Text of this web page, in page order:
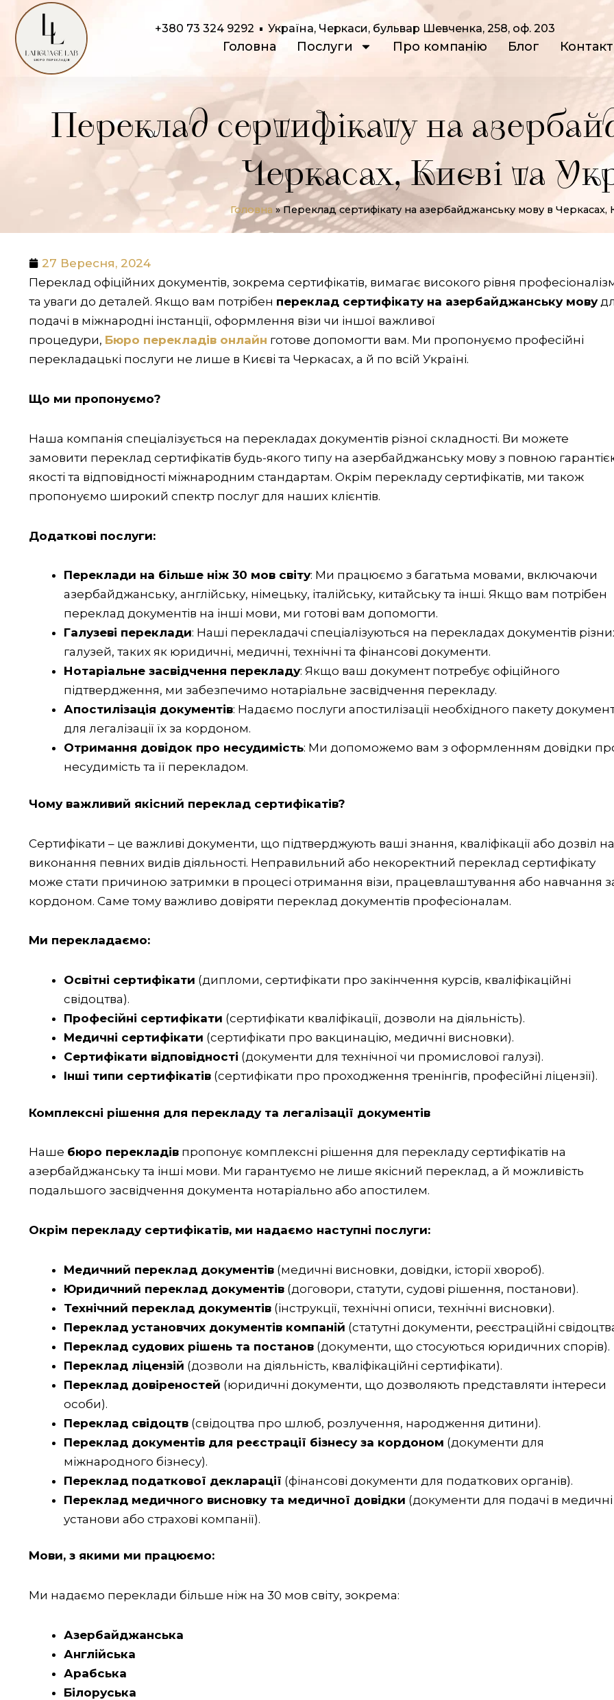
Перейти
вмісту
+380 73 324 9292 Україна, Черкаси, бульвар Шевченка, 258, оф. 203
Головна Послуги Про компанію Блог
Переклад сертифікату на
Черкасах, Києві та
Головна »Переклад сертифікату на азербайджанську мову в Черкасах,
27 Вересня, 2024
Переклад офіційних документів, зокрема сертифікатів, вимагає високого рівня
та уваги до деталей. Якщо вам потрібен переклад сертифікату на азербайджанську мову
подачі в міжнародні інстанції, оформлення візи чи іншої важливої
процедури, Бюро перекладів онлайн готове допомогти вам. Ми пропонуємо професійні
перекладацькі послуги не лише в Києві та Черкасах, а й по всій Україні.
Що ми пропонуємо?
Наша компанія спеціалізується на перекладах документів різної складності. Ви можете
замовити переклад сертифікатів будь-якого типу на азербайджанську мову з повною
якості та відповідності міжнародним стандартам. Окрім перекладу сертифікатів, ми також
пропонуємо широкий спектр послуг для наших клієнтів.
Додаткові послуги:
Переклади на більше ніж 30 мов світу: Ми працюємо з багатьма мовами, включаючи
азербайджанську, англійську, німецьку, італійську, китайську та інші. Якщо вам потрібен
переклад документів на інші мови, ми готові вам допомогти.
Галузеві переклади: Наші перекладачі спеціалізуються на перекладах документів
галузей, таких як юридичні, медичні, технічні та фінансові документи.
Нотаріальне засвідчення перекладу: Якщо ваш документ потребує офіційного
підтвердження, ми забезпечимо нотаріальне засвідчення перекладу.
Апостилізація документів: Надаємо послуги апостилізації необхідного пакету
для легалізації їх за кордоном.
Отримання довідок про несудимість: Ми допоможемо вам з оформленням довідки
несудимість та її перекладом.
Чому важливий якісний переклад сертифікатів?
Сертифікати – це важливі документи, що підтверджують ваші знання, кваліфікації або дозвіл на
виконання певних видів діяльності. Неправильний або некоректний переклад сертифікату
може стати причиною затримки в процесі отримання візи, працевлаштування або навчання
кордоном. Саме тому важливо довіряти переклад документів професіоналам.
Ми перекладаємо:
Освітні сертифікати (дипломи, сертифікати про закінчення курсів, кваліфікаційні
свідоцтва).
Професійні сертифікати (сертифікати кваліфікації, дозволи на діяльність).
Медичні сертифікати (сертифікати про вакцинацію, медичні висновки).
Сертифікати відповідності (документи для технічної чи промислової галузі).
Інші типи сертифікатів (сертифікати про проходження тренінгів, професійні ліцензії).
Комплексні рішення для перекладу та легалізації документів
Наше бюро перекладів пропонує комплексні рішення для перекладу сертифікатів на
азербайджанську та інші мови. Ми гарантуємо не лише якісний переклад, а й можливість
подальшого засвідчення документа нотаріально або апостилем.
Окрім перекладу сертифікатів, ми надаємо наступні послуги:
Медичний переклад документів (медичні висновки, довідки, історії хвороб).
Юридичний переклад документів (договори, статути, судові рішення, постанови).
Технічний переклад документів (інструкції, технічні описи, технічні висновки).
Переклад установчих документів компаній (статутні документи, реєстраційні
Переклад судових рішень та постанов (документи, що стосуються юридичних спорів).
Переклад ліцензій (дозволи на діяльність, кваліфікаційні сертифікати).
Переклад довіреностей (юридичні документи, що дозволяють представляти інтереси
особи).
Переклад свідоцтв (свідоцтва про шлюб, розлучення, народження дитини).
Переклад документів для реєстрації бізнесу за кордоном (документи для
міжнародного бізнесу).
Переклад податкової декларації (фінансові документи для податкових органів).
Переклад медичного висновку та медичної довідки (документи для подачі в медичні
установи або страхові компанії).
Мови, з якими ми працюємо:
Ми надаємо переклади більше ніж на 30 мов світу, зокрема:
Азербайджанська
Англійська
Арабська
Білоруська